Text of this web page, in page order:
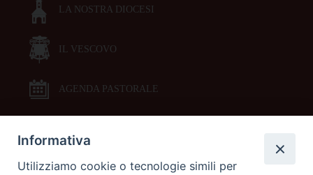
LA NOSTRA DIOCESI
IL VESCOVO
AGENDA PASTORALE
DOCUMENTI PASTORALI
Informativa
Utilizziamo cookie o tecnologie simili per